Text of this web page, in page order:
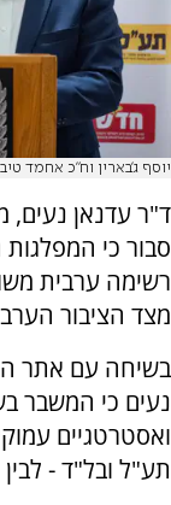
יוסף ג'בארין וח"כ אחמד
ד"ר עדנאן נעים,
סבור כי המפלגות
רשימה ערבית
מצד הציבור
בשיחה עם אתר
נעים כי המשבר
ואסטרטגיים
תע"ל ובל"ד -